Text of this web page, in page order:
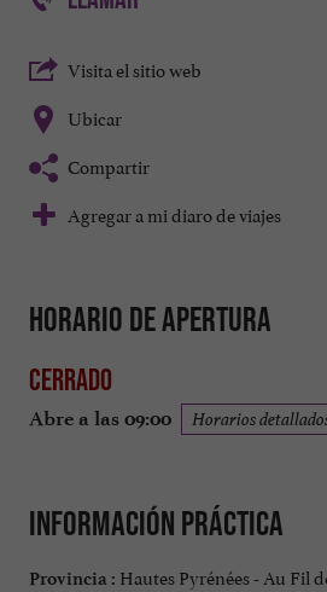
Visita el sitio web
Ubicar
Compartir
Agregar a mi diaro de viajes
Horario de apertura
Cerrado
Abre a las 09:00 Horarios
Información práctica
Provincia : Hautes Pyrénées - Au Fil